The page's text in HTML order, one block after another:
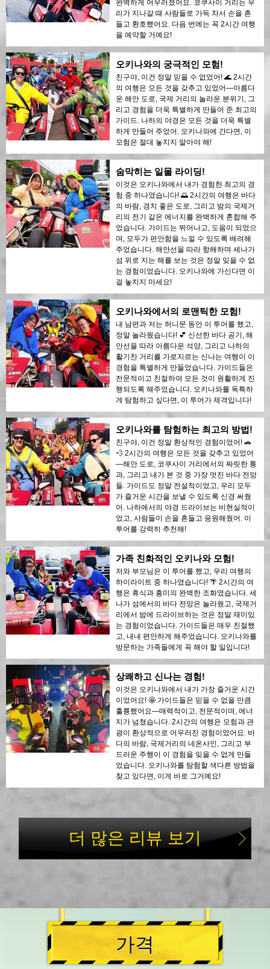
완벽하게 어우러졌어요. 코쿠사이 거리는 우
리가 지나갈 때 사람들로 가득 차서 손을 흔
들고 환호했어요. 다음 번에는 꼭 2시간 여행
을 예약할 거예요!
오키나와의 궁극적인 모험!
친구야, 이건 정말 믿을 수 없었어! 🌊 2시간
의 여행은 모든 것을 갖추고 있었어—아름다
운 해안 도로, 국제 거리의 놀라운 분위기, 그
리고 경험을 더욱 특별하게 만들어 준 최고의
가이드. 나하의 야경은 모든 것을 더욱 특별
하게 만들어 주었어. 오키나와에 간다면, 이
모험은 절대 놓치지 말아야 해!
숨막히는 일몰 라이딩!
이것은 오키나와에서 내가 경험한 최고의 경
험 중 하나였습니다! 🌅 2시간의 여행은 바다
의 바람, 경치 좋은 도로, 그리고 밤의 국제거
리의 전기 같은 에너지를 완벽하게 혼합해 주
었습니다. 가이드는 뛰어나고, 도움이 되었으
며, 모두가 편안함을 느낄 수 있도록 배려해
주었습니다. 해안선을 따라 항해하며 세나가
섬 위로 지는 해를 보는 것은 정말 잊을 수 없
는 경험이었습니다. 오키나와에 가신다면 이
걸 놓치지 마세요!
오키나와에서의 로맨틱한 모험!
내 남편과 저는 허니문 동안 이 투어를 했고,
정말 놀라웠습니다! 💕 신선한 바다 공기, 해
안선을 따라 아름다운 석양, 그리고 나하의
활기찬 거리를 가로지르는 신나는 여행이 이
경험을 특별하게 만들었습니다. 가이드들은
전문적이고 친절하여 모든 것이 원활하게 진
행되도록 해주었습니다. 오키나와를 독특하
게 탐험하고 싶다면, 이 투어가 제격입니다!
오키나와를 탐험하는 최고의 방법!
친구야, 이건 정말 환상적인 경험이었어! 🚗
💨 2시간의 여행은 모든 것을 갖추고 있었어
—해안 도로, 코쿠사이 거리에서의 짜릿한 통
과, 그리고 내가 본 것 중 가장 멋진 바다 전망
들. 가이드도 정말 전설적이었고, 우리 모두
가 즐거운 시간을 보낼 수 있도록 신경 써줬
어. 나하에서의 야경 드라이브는 비현실적이
었고, 사람들이 손을 흔들고 응원해줬어. 이
투어를 강력히 추천해!
가족 친화적인 오키나와 모험!
저와 부모님은 이 투어를 했고, 우리 여행의
하이라이트 중 하나였습니다! 🌴 2시간의 여
행은 휴식과 흥미의 완벽한 조화였습니다. 세
나가 섬에서의 바다 전망은 놀라웠고, 국제거
리에서 밤에 드라이브하는 것은 정말 재미있
는 경험이었습니다. 가이드들은 매우 친절했
고, 내내 편안하게 해주었습니다. 오키나와를
방문하는 가족들에게 꼭 해야 할 일입니다!
상쾌하고 신나는 경험!
이것은 오키나와에서 내가 가장 즐거운 시간
이었어요! 🤩 가이드들은 믿을 수 없을 만큼
훌륭했어요—매력적이고, 전문적이며, 에너
지가 넘쳤습니다. 2시간의 여행은 모험과 관
광이 환상적으로 어우러진 경험이었어요. 바
다의 바람, 국제거리의 네온사인, 그리고 부
드러운 주행이 이 경험을 잊을 수 없게 만들
었습니다. 오키나와를 탐험할 색다른 방법을
찾고 있다면, 이게 바로 그거예요!
더 많은 리뷰 보기
가격